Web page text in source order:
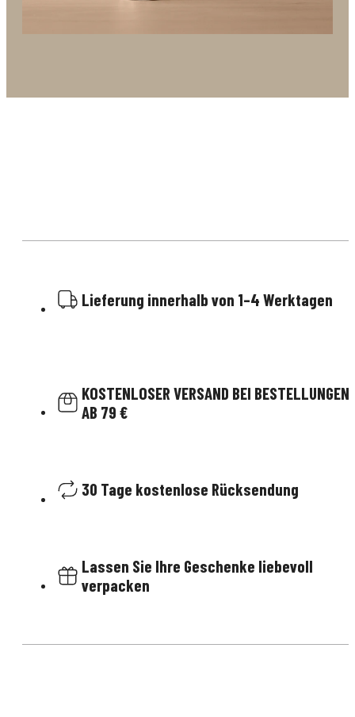
Lieferung innerhalb von 1–4 Werktagen
KOSTENLOSER VERSAND BEI BESTELLUNGEN
AB 79 €
30 Tage kostenlose Rücksendung
Lassen Sie Ihre Geschenke liebevoll
verpacken